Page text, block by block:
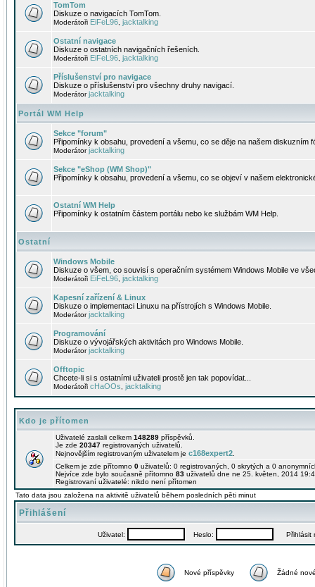
TomTom
Diskuze o navigacích TomTom.
Moderátoři EiFeL96 jacktalking
Ostatní navigace
Diskuze o ostatních navigačních řešeních.
Moderátoři EiFeL96 jacktalking
Příslušenství pro navigace
Diskuze o příslušenství pro všechny druhy navigací.
Moderátorjacktalking
Portál WM Help
Sekce "forum"
Připomínky k obsahu, provedení a všemu, co se děje na našem diskuzním
Moderátorjacktalking
Sekce "eShop (WM Shop)"
Připomínky k obsahu, provedení a všemu, co se objeví v našem
Ostatní WM Help
Připomínky k ostatním částem portálu nebo ke službám WM Help.
Ostatní
Windows Mobile
Diskuze o všem, co souvisí s operačním systémem Windows Mobile ve
Moderátoři EiFeL96 jacktalking
Kapesní zařízení & Linux
Diskuze o implementaci Linuxu na přístrojích s Windows Mobile.
Moderátorjacktalking
Programování
Diskuze o vývojářských aktivitách pro Windows Mobile.
Moderátorjacktalking
Offtopic
Chcete-li si s ostatními uživateli prostě jen tak popovídat...
Moderátoři cHaOOs jacktalking
Kdo je přítomen
Uživatelé zaslali celkem 148289 příspěvků.
Je zde 20347 registrovaných uživatelů.
Nejnovějším registrovaným uživatelem je c168expert2
Celkem je zde přítomno 0 uživatelů: 0 registrovaných, 0 skrytých a 0
Nejvíce zde bylo současně přítomno 83 uživatelů dne ne 25. květen, 2014
Registrovaní uživatelé: nikdo není přítomen
Tato data jsou založena na aktivitě uživatelů během posledních pěti minut
Přihlášení
Uživatel: Heslo: Přihlásit
Nové příspěvky Žádné